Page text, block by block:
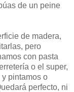
de un peine
de madera,
pero
con pasta
o el super,
pintamos o
perfecto, ni